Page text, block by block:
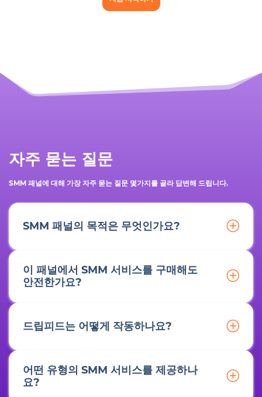
자주 묻는 질문
SMM 패널에 대해 가장 자주 묻는 질문 몇가지를 골라 답변해 드립니다.
SMM 패널의 목적은 무엇인가요?
이 패널에서 SMM 서비스를 구매해도
안전한가요?
드립피드는 어떻게 작동하나요?
어떤 유형의 SMM 서비스를 제공하나
요?